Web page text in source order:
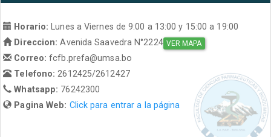
Horario: Lunes a Viernes de 9:00 a 13:00 y 15:00 a 19:00
Direccion: Avenida Saavedra N°2224 VER MAPA
Correo:fcfb.prefa@umsa.bo
Telefono:2612425/2612427
Whatsapp: 76242300
Pagina Web: Click para entrar a la página